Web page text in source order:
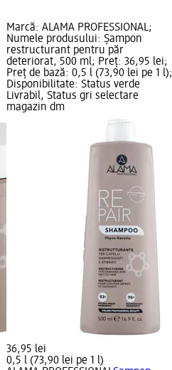
Marcă: ALAMA PROFESSIONAL;
Numele produsului: Șampon
restructurant pentru păr
deteriorat, 500 ml; Preț: 36,95 lei;
Preț de bază: 0,5 l (73,90 lei pe 1 l);
Disponibilitate: Status verde
Livrabil, Status gri selectare
magazin dm
36,95 lei
0,5 l (73,90 lei pe 1 l)